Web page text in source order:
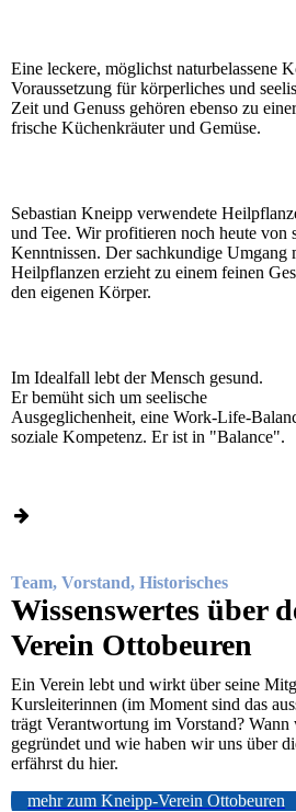
Eine leckere, möglichst naturbelassene
Voraussetzung für körperliches und
Zeit und Genuss gehören ebenso zu
frische Küchenkräuter und Gemüse.
Sebastian Kneipp verwendete
und Tee. Wir profitieren noch heute von
Kenntnissen. Der sachkundige Umgang
Heilpflanzen erzieht zu einem feinen
den eigenen Körper.
Im Idealfall lebt der Mensch gesund.
Er bemüht sich um seelische
Ausgeglichenheit, eine Work-Life-
soziale Kompetenz. Er ist in "Balance".
Team, Vorstand, Historisches
Wissenswertes über
Verein Ottobeuren
Ein Verein lebt und wirkt über seine
Kursleiterinnen (im Moment sind das
trägt Verantwortung im Vorstand?
gegründet und wie haben wir uns über
erfährst du hier.
mehr zum Kneipp-Verein Ottobeuren